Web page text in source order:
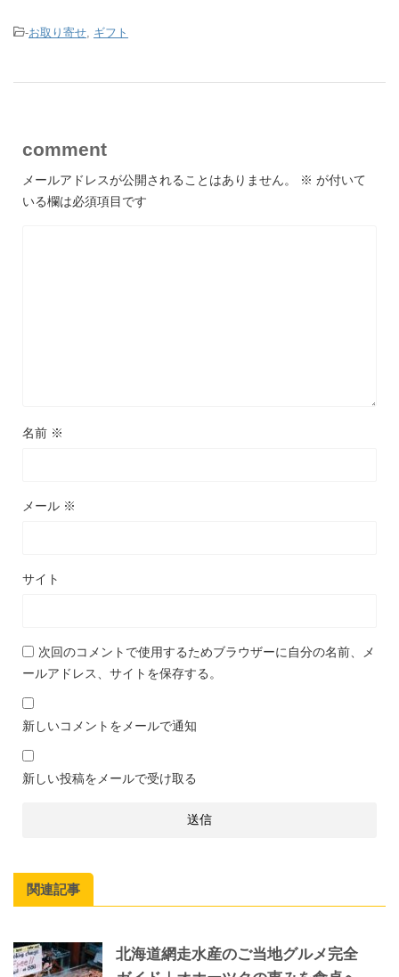
-お取り寄せ, ギフト
comment
メールアドレスが公開されることはありません。 ※ が付いて
いる欄は必須項目です
名前 ※
メール ※
サイト
次回のコメントで使用するためブラウザーに自分の名前、メ
ールアドレス、サイトを保存する。
新しいコメントをメールで通知
新しい投稿をメールで受け取る
関連記事
北海道網走水産のご当地グルメ完全